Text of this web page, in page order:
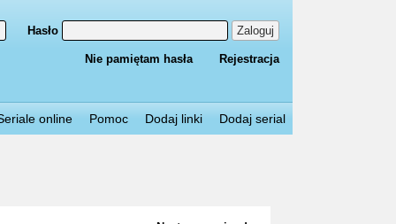
Hasło Zaloguj
Nie pamiętam hasła Rejestracja
online Pomoc Dodaj linki Dodaj serial